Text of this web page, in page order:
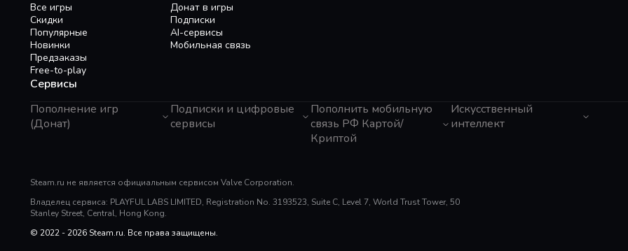
Все игры
Скидки
Популярные
Новинки
Предзаказы
Free-to-play
Донат в игры
Подписки
AI-сервисы
Мобильная связь
Сервисы
Пополнение игр
(Донат)
Genshin Impact
Super SUS
PUBG Mobile
Free Fire
Whiteout Survival
Подписки и цифровые
сервисы
Telegram Премиум
Rewarble
Razer Gold
Poppo Live
Пополнить мобильную
связь РФ Картой/
Криптой
Beeline (Казахстан)
Искусственный
интеллект
Perplexity
Suno AI
Steam.ru не является официальным сервисом Valve Corporation.
Владелец сервиса: PLAYFUL LABS LIMITED, Registration No. 3193523, Suite C, Level 7, World Trust Tower, 50
Stanley Street, Central, Hong Kong.
© 2022 - 2026 Steam.ru. Все права защищены.